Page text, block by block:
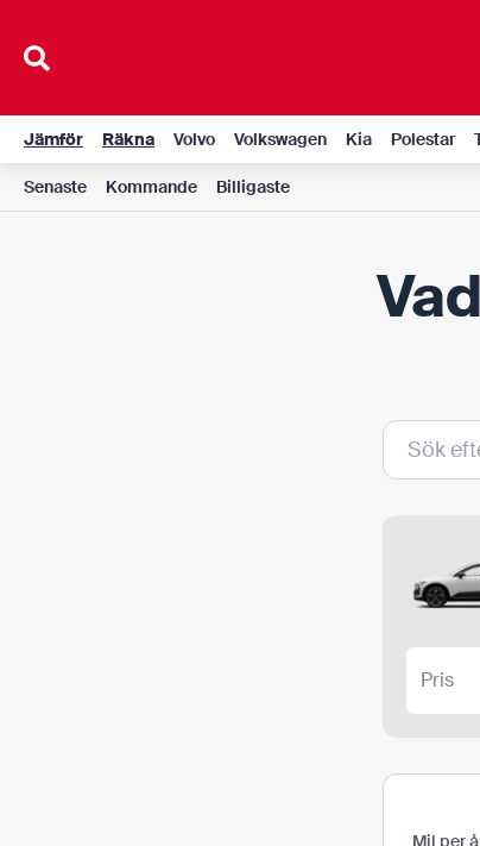
innehåll
Jämför Räkna Volvo Volkswagen Kia Polestar
Senaste Kommande Billigaste
Pris
Mil per